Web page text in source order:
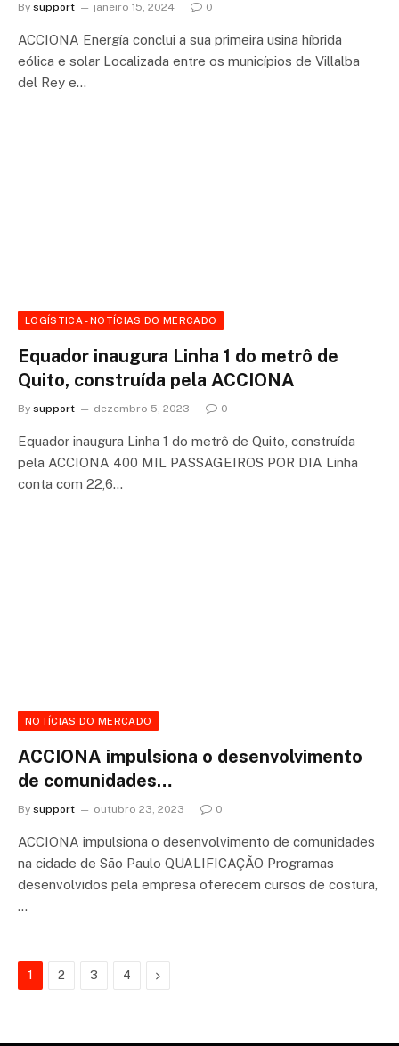
By support janeiro 15, 2024 0
ACCIONA Energía conclui a sua primeira usina híbrida
eólica e solar Localizada entre os municípios de Villalba
del Rey e…
LOGÍSTICA - NOTÍCIAS DO MERCADO
Equador inaugura Linha 1 do metrô de
Quito, construída pela ACCIONA
By support dezembro 5, 2023 0
Equador inaugura Linha 1 do metrô de Quito, construída
pela ACCIONA 400 MIL PASSAGEIROS POR DIA Linha
conta com 22,6…
NOTÍCIAS DO MERCADO
ACCIONA impulsiona o desenvolvimento
de comunidades…
By support outubro 23, 2023 0
ACCIONA impulsiona o desenvolvimento de comunidades
na cidade de São Paulo QUALIFICAÇÃO Programas
desenvolvidos pela empresa oferecem cursos de costura,
…
1 2 3 4 Next